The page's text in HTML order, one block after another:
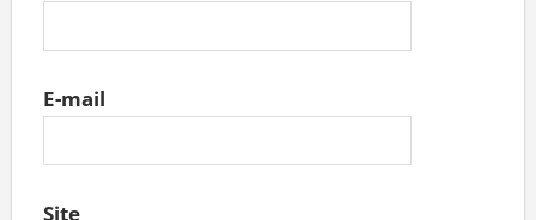
E-mail
Site